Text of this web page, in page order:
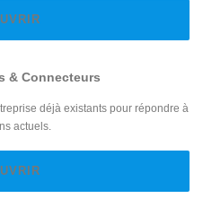
& Connecteurs
déjà existants pour répondre à
actuels.